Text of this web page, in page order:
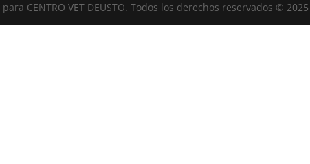
para CENTRO VET DEUSTO. Todos los derechos reservados © 2025